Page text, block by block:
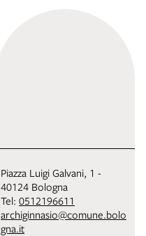
Piazza Luigi Galvani, 1 -
40124 Bologna
Tel: 0512196611
archiginnasio@comune.bolo
gna.it